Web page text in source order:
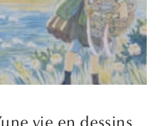
vie en dessins